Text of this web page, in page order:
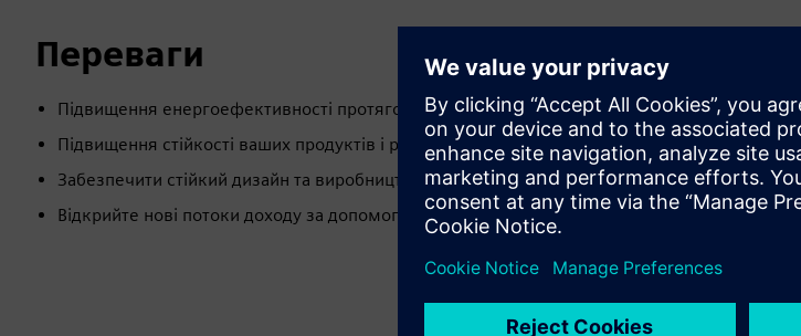
Переваги
Підвищення енергоефективності протягом усього життєвого циклу продукту
Підвищення стійкості ваших продуктів і рішень
Забезпечити стійкий дизайн та виробництво продукції
Відкрийте нові потоки доходу за допомогою інноваційних та стійких продуктів